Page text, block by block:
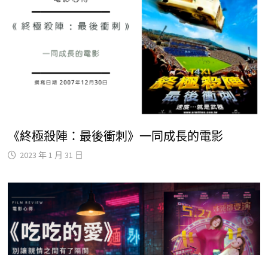
《終極殺陣：最後衝刺》一同成長的電影
2023 年 1 月 31 日